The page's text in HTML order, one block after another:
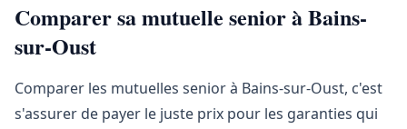
Comparer sa mutuelle senior à Bains-
sur-Oust
Comparer les mutuelles senior à Bains-sur-Oust, c'est
s'assurer de payer le juste prix pour les garanties qui